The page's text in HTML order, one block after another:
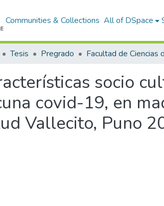
Communities & Collections All of DSpace
Tesis Pregrado
socio
covid-19, en
Vallecito, Puno